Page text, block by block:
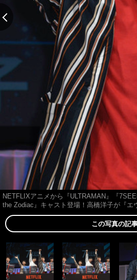
NETFLIXアニメから『ULTRAMAN』『
the Zodiac』キャスト登場！高橋洋子が『エ
この写真の記